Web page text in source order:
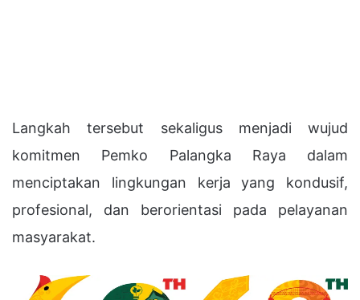
Langkah tersebut sekaligus menjadi wujud
komitmen Pemko Palangka Raya dalam
menciptakan lingkungan kerja yang kondusif,
profesional, dan berorientasi pada pelayanan
masyarakat.